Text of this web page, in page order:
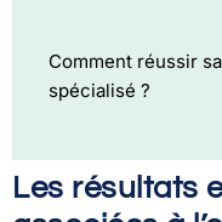
Comment réussir
spécialisé ?
Les résultats